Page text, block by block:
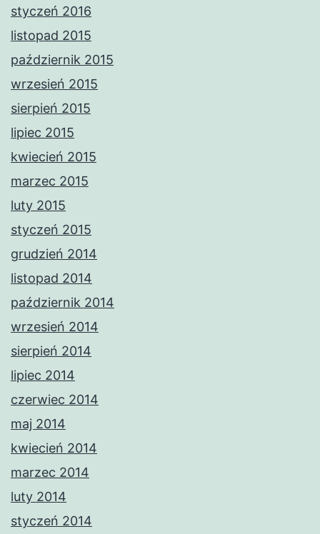
styczeń 2016
listopad 2015
październik 2015
wrzesień 2015
sierpień 2015
lipiec 2015
kwiecień 2015
marzec 2015
luty 2015
styczeń 2015
grudzień 2014
listopad 2014
październik 2014
wrzesień 2014
sierpień 2014
lipiec 2014
czerwiec 2014
maj 2014
kwiecień 2014
marzec 2014
luty 2014
styczeń 2014